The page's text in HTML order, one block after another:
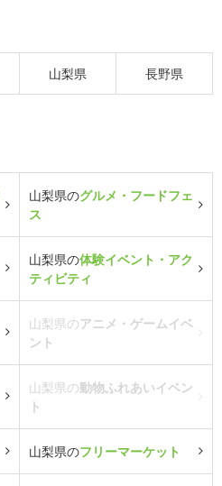
山梨県 長野県
山梨県のグルメ・フードフェ
ス
山梨県の体験イベント・アク
ティビティ
山梨県のアニメ・ゲームイベ
ント
山梨県の動物ふれあいイベン
ト
山梨県のフリーマーケット